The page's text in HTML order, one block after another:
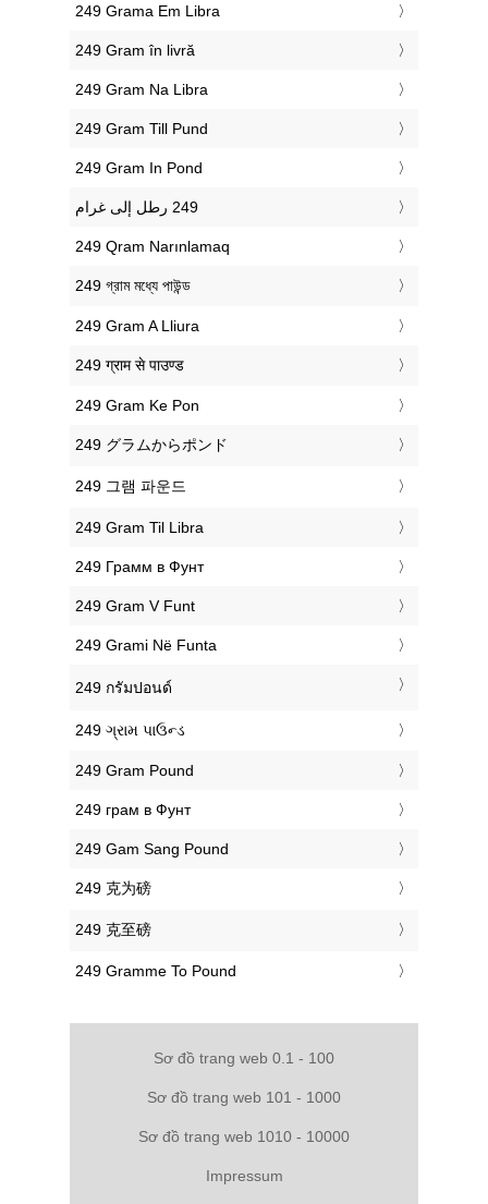
‎249 Grama Em Libra
‎249 Gram în livră
‎249 Gram Na Libra
‎249 Gram Till Pund
‎249 Gram In Pond
‎249 Qram Narınlamaq
‎249 গ্রাম মধ্যে পাউন্ড
‎249 Gram A Lliura
‎249 ग्राम से पाउण्ड
‎249 Gram Ke Pon
‎249 グラムからポンド
‎249 그램 파운드
‎249 Gram Til Libra
‎249 Грамм в Фунт
‎249 Gram V Funt
‎249 Grami Në Funta
‎249 กรัมปอนด์
‎249 ગ્રામ પાઉન્ડ
‎249 Gram Pound
‎249 грам в Фунт
‎249 Gam Sang Pound
‎249 克为磅
‎249 克至磅
‎249 Gramme To Pound
Sơ đồ trang web 0.1 - 100
Sơ đồ trang web 101 - 1000
Sơ đồ trang web 1010 - 10000
Impressum